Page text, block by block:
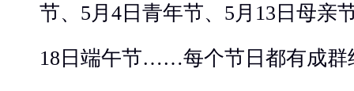
节、5月4日青年节、5月13日母亲
18日端午节……每个节日都有成群